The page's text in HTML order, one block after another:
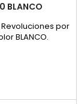
BLANCO
por
BLANCO.
instalacion.